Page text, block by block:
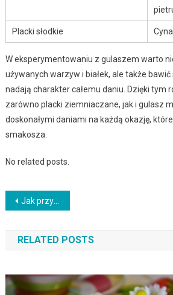
Placki słodkie
W eksperymentowaniu z gulaszem warto
używanych warzyw i białek, ale także bawić
nadają charakter całemu daniu. Dzięki tym
zarówno placki ziemniaczane, jak i gulasz
doskonałymi daniami na każdą okazję,
smakosza.
No related posts.
Nawigacja
wpisu
Jak przygotować grillowane kurczaki z orientalną marynatą
RELATED POSTS